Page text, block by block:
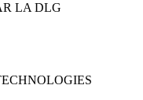
LA DLG